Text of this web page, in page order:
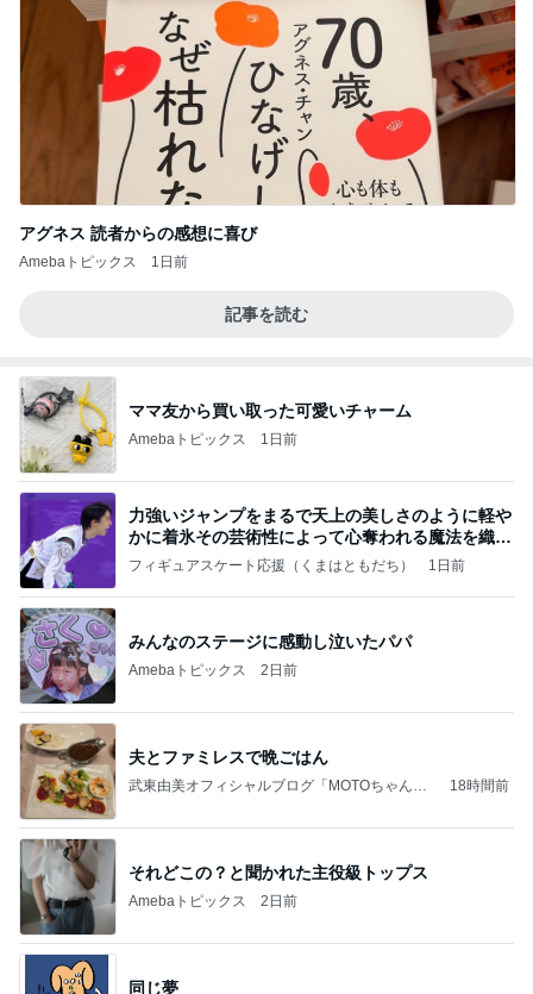
アグネス 読者からの感想に喜び
Amebaトピックス 1日前
記事を読む
ママ友から買い取った可愛いチャーム
Amebaトピックス 1日前
力強いジャンプをまるで天上の美しさのように軽や
かに着氷その芸術性によって心奪われる魔法を織り
なす
フィギュアスケート応援（くまはともだち） 1日前
みんなのステージに感動し泣いたパパ
Amebaトピックス 2日前
夫とファミレスで晩ごはん
武東由美オフィシャルブログ「MOTOちゃんと
18時間前
それどこの？と聞かれた主役級トップス
Amebaトピックス 2日前
同じ夢